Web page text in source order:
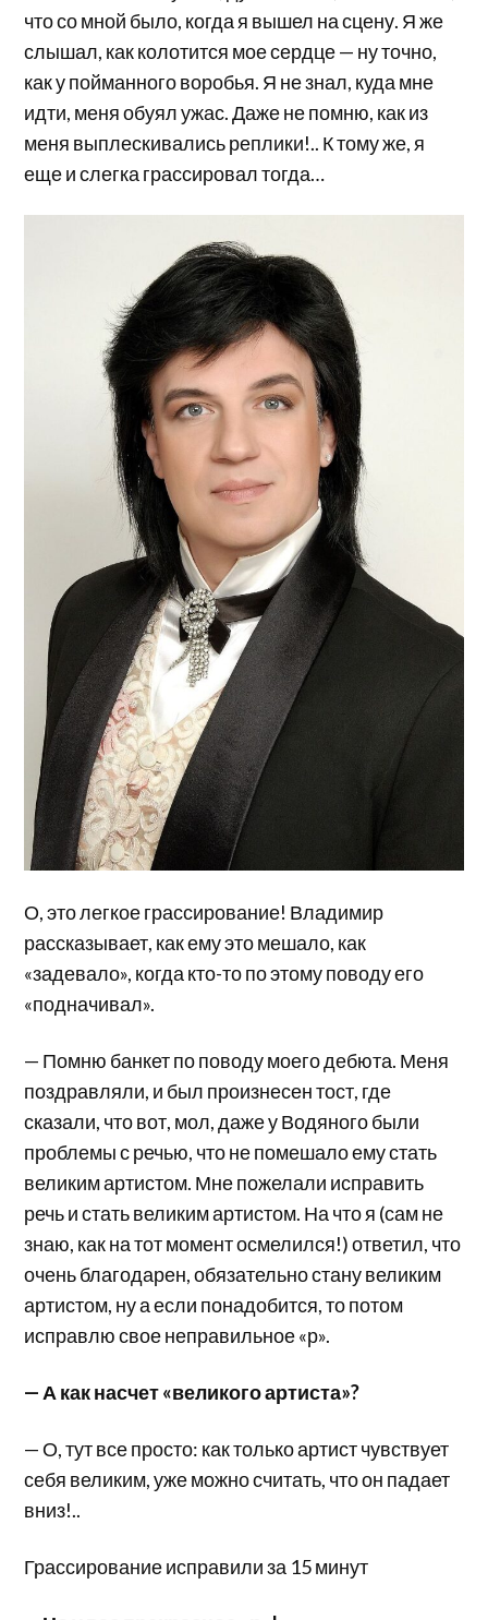
что со мной было, когда я вышел на сцену. Я же
слышал, как колотится мое сердце — ну точно,
как у пойманного воробья. Я не знал, куда мне
идти, меня обуял ужас. Даже не помню, как из
меня выплескивались реплики!.. К тому же, я
еще и слегка грассировал тогда…
О, это легкое грассирование! Владимир
рассказывает, как ему это мешало, как
«задевало», когда кто-то по этому поводу его
«подначивал».
— Помню банкет по поводу моего дебюта. Меня
поздравляли, и был произнесен тост, где
сказали, что вот, мол, даже у Водяного были
проблемы с речью, что не помешало ему стать
великим артистом. Мне пожелали исправить
речь и стать великим артистом. На что я (сам не
знаю, как на тот момент осмелился!) ответил, что
очень благодарен, обязательно стану великим
артистом, ну а если понадобится, то потом
исправлю свое неправильное «р».
— А как насчет «великого артиста»?
— О, тут все просто: как только артист чувствует
себя великим, уже можно считать, что он падает
вниз!..
Грассирование исправили за 15 минут